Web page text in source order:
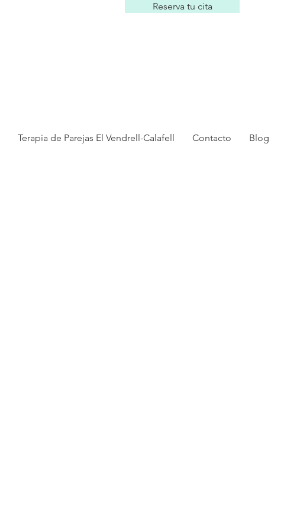
Reserva tu cita
Terapia de Parejas El Vendrell-Calafell Contacto Blog